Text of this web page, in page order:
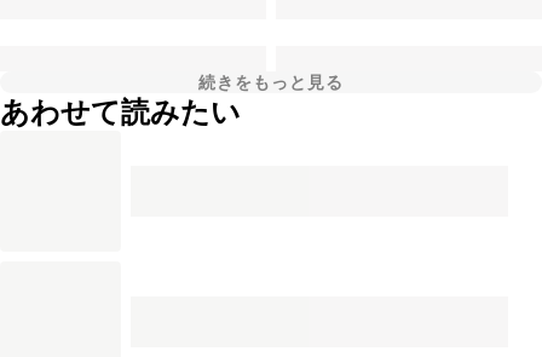
続きをもっと見る
あわせて読みたい